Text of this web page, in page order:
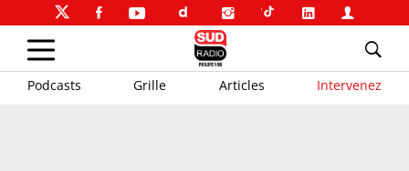
Podcasts Grille Articles Intervenez